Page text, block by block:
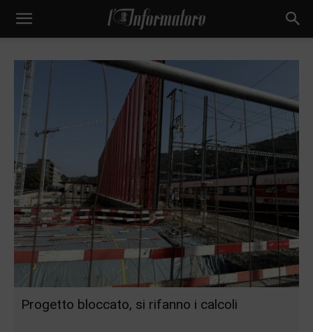
Progetto bloccato, si rifanno i calcoli